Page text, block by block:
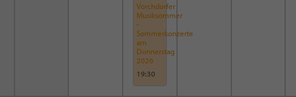
Vorchdorfer
Musiksommer
-
Sommerkonzerte
am
Donnerstag
2026
19:30